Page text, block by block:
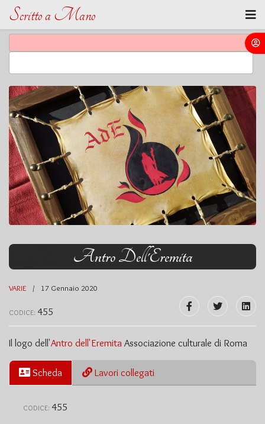
Scritto a Mano
Antro Dell'Eremita
VARIE 17 Gennaio 2020
CODICE: 455
Il logo dell'Antro dell'Eremita Associazione culturale di Roma
Scheda Lavori collegati
CODICE: 455